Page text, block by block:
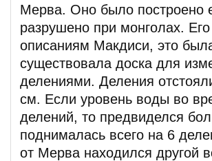
Мерва. Оно было построено
разрушено при монголах.
описаниям Макдиси, это
существовала доска для
делениями. Деления
см. Если уровень воды во
делений, то предвиделся
поднималась всего на 6
от Мерва находился другой